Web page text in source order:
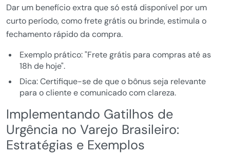
Dar um benefício extra que só está disponível por um
curto período, como frete grátis ou brinde, estimula o
fechamento rápido da compra.
Exemplo prático: "Frete grátis para compras até as
18h de hoje".
Dica: Certifique-se de que o bônus seja relevante
para o cliente e comunicado com clareza.
Implementando Gatilhos de
Urgência no Varejo Brasileiro:
Estratégias e Exemplos